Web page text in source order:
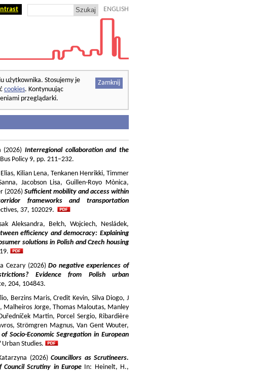
ENGLISH
Zamknij
użytkownika. Stosujemy je
cookies. Kontynuując
przeglądarki.
(2026) Interregional collaboration and the
Policy 9, pp. 211–232.
Kilian Lena, Tenkanen Henrikki, Timmer
Jacobson Lisa, Guillen-Royo Mònica,
(2026) Sufficient mobility and access within
frameworks and transportation
37, 102029.
Aleksandra, Bełch, Wojciech, Nesládek,
efficiency and democracy: Explaining
solutions in Polish and Czech housing
Cezary (2026)Do negative experiences of
Evidence from Polish urban
204, 104843.
Berzins Maris, Credit Kevin, Silva Diogo, J
Malheiros Jorge, Thomas Maloutas, Manley
Martin, Porcel Sergio, Ribardière
Strömgren Magnus, Van Gent Wouter,
Socio-Economic Segregation in European
Urban Studies.
(2026) Councillors as Scrutineers.
Scrutiny in EuropeIn: Heinelt, H.,